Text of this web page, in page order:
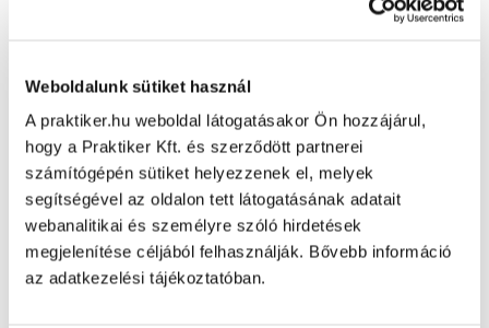
Weboldalunk sütiket használ
A praktiker.hu weboldal látogatásakor Ön hozzájárul,
hogy a Praktiker Kft. és szerződött partnerei
számítógépén sütiket helyezzenek el, melyek
segítségével az oldalon tett látogatásának adatait
webanalitikai és személyre szóló hirdetések
megjelenítése céljából felhasználják. Bővebb információ
az adatkezelési tájékoztatóban.
Oldal újratöltése